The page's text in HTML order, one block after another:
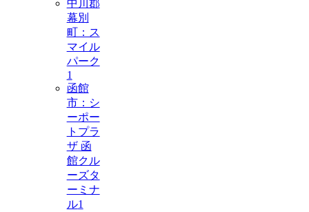
中川郡
幕別
町：ス
マイル
パーク
1
函館
市：シ
ーポー
トプラ
ザ 函
館クル
ーズタ
ーミナ
ル1